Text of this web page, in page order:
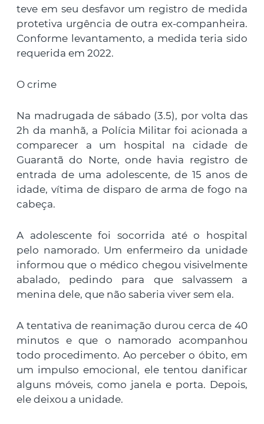
teve em seu desfavor um registro de medida
protetiva urgência de outra ex-companheira.
Conforme levantamento, a medida teria sido
requerida em 2022.
O crime
Na madrugada de sábado (3.5), por volta das
2h da manhã, a Polícia Militar foi acionada a
comparecer a um hospital na cidade de
Guarantã do Norte, onde havia registro de
entrada de uma adolescente, de 15 anos de
idade, vítima de disparo de arma de fogo na
cabeça.
A adolescente foi socorrida até o hospital
pelo namorado. Um enfermeiro da unidade
informou que o médico chegou visivelmente
abalado, pedindo para que salvassem a
menina dele, que não saberia viver sem ela.
A tentativa de reanimação durou cerca de 40
minutos e que o namorado acompanhou
todo procedimento. Ao perceber o óbito, em
um impulso emocional, ele tentou danificar
alguns móveis, como janela e porta. Depois,
ele deixou a unidade.